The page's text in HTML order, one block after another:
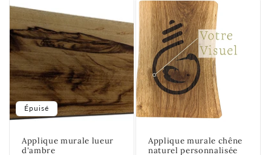
Épuisé
Applique murale lueur
d'ambre
Applique murale chêne
naturel personnalisée